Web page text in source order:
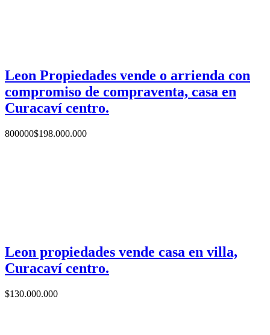
Leon Propiedades vende o arrienda con
compromiso de compraventa, casa en
Curacaví centro.
800000$198.000.000
Leon propiedades vende casa en villa,
Curacaví centro.
$130.000.000